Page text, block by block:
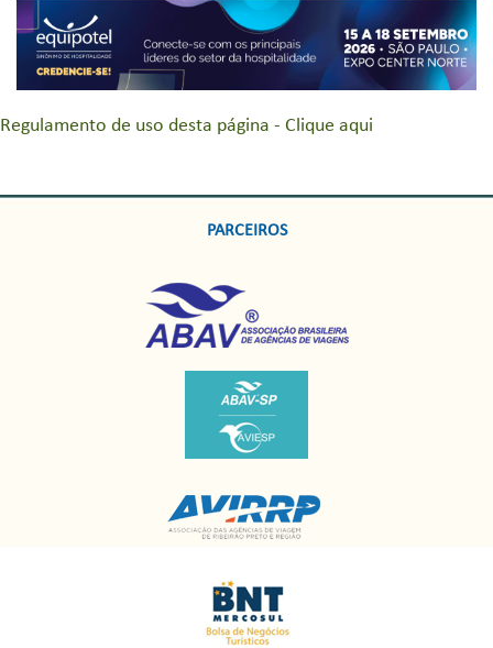
Regulamento de uso desta página - Clique aqui
PARCEIROS